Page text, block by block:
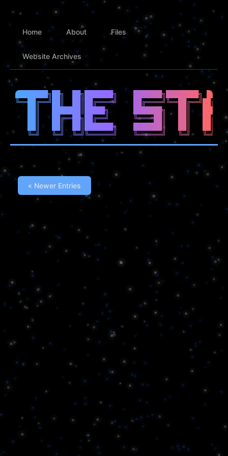
Home About Files
Website Archives
████████╗██╗  ██╗███████╗    ███████╗████████╗
╚══██╔══╝██║  ██║██╔════╝
██║   ███████║█████╗      ███████╗   ██║
██║   ██╔══██╗██╔══╝      ╚════██║   ██║
██║   ██║  ██║███████╗    ███████║   ██║   ██║
« Newer Entries